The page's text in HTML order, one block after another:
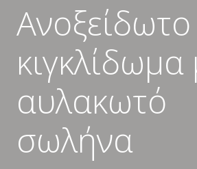
Ανοξείδωτο
κιγκλίδωμα
αυλακωτό
σωλήνα